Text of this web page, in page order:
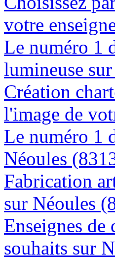
votre
Le numéro 1
lumineuse
Création
l'image de
Le numéro 1
Néoules
Fabrication
sur Néoules
Enseignes
souhaits sur